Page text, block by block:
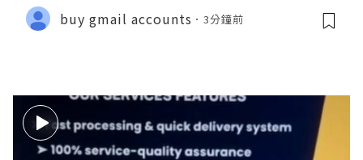
buy gmail accounts 3分鐘前